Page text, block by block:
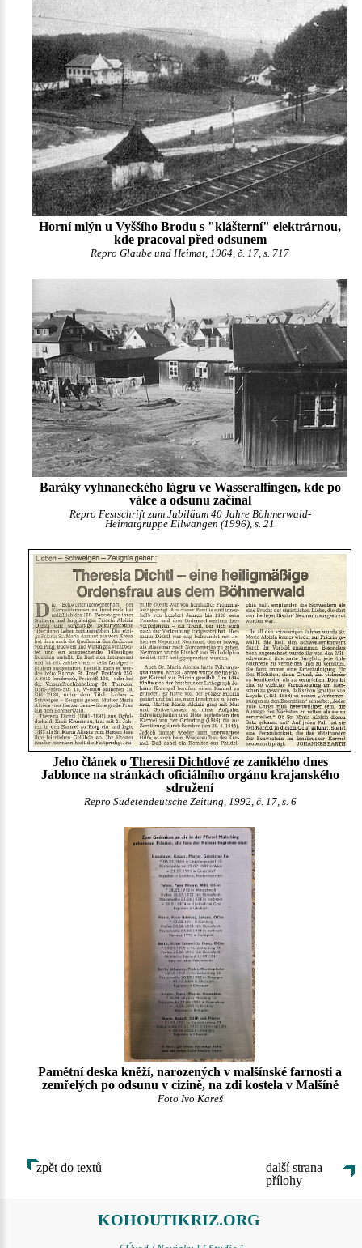
Horní mlýn u Vyššího Brodu s "klášterní" elektrárnou,
kde pracoval před odsunem
Repro Glaube und Heimat, 1964, č. 17, s. 717
Baráky vyhnaneckého lágru ve Wasseralfingen, kde po
válce a odsunu začínal
Repro Festschrift zum Jubiläum 40 Jahre Böhmerwald-
Heimatgruppe Ellwangen (1996), s. 21
Jeho článek o Theresii Dichtlovéze zaniklého dnes
Jablonce na stránkách oficiálního orgánu krajanského
sdružení
Repro Sudetendeutsche Zeitung, 1992, č. 17, s. 6
Pamětní deska kněží, narozených v malšínské farnosti a
zemřelých po odsunu v cizině, na zdi kostela v Malšíně
Foto Ivo Kareš
zpět do textů
další strana
přílohy
KOHOUTIKRIZ.ORG